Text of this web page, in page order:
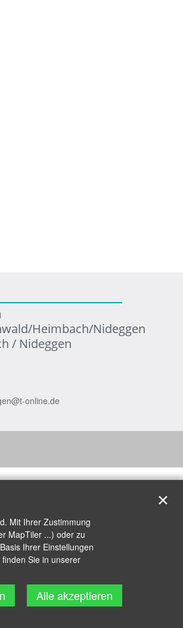
Heimbach/Nideggen
/ Nideggen
online.de
Mit Ihrer Zustimmung
MapTiler ...) oder zu
Ihrer Einstellungen
Sie in unserer
Alle akzeptieren
✕